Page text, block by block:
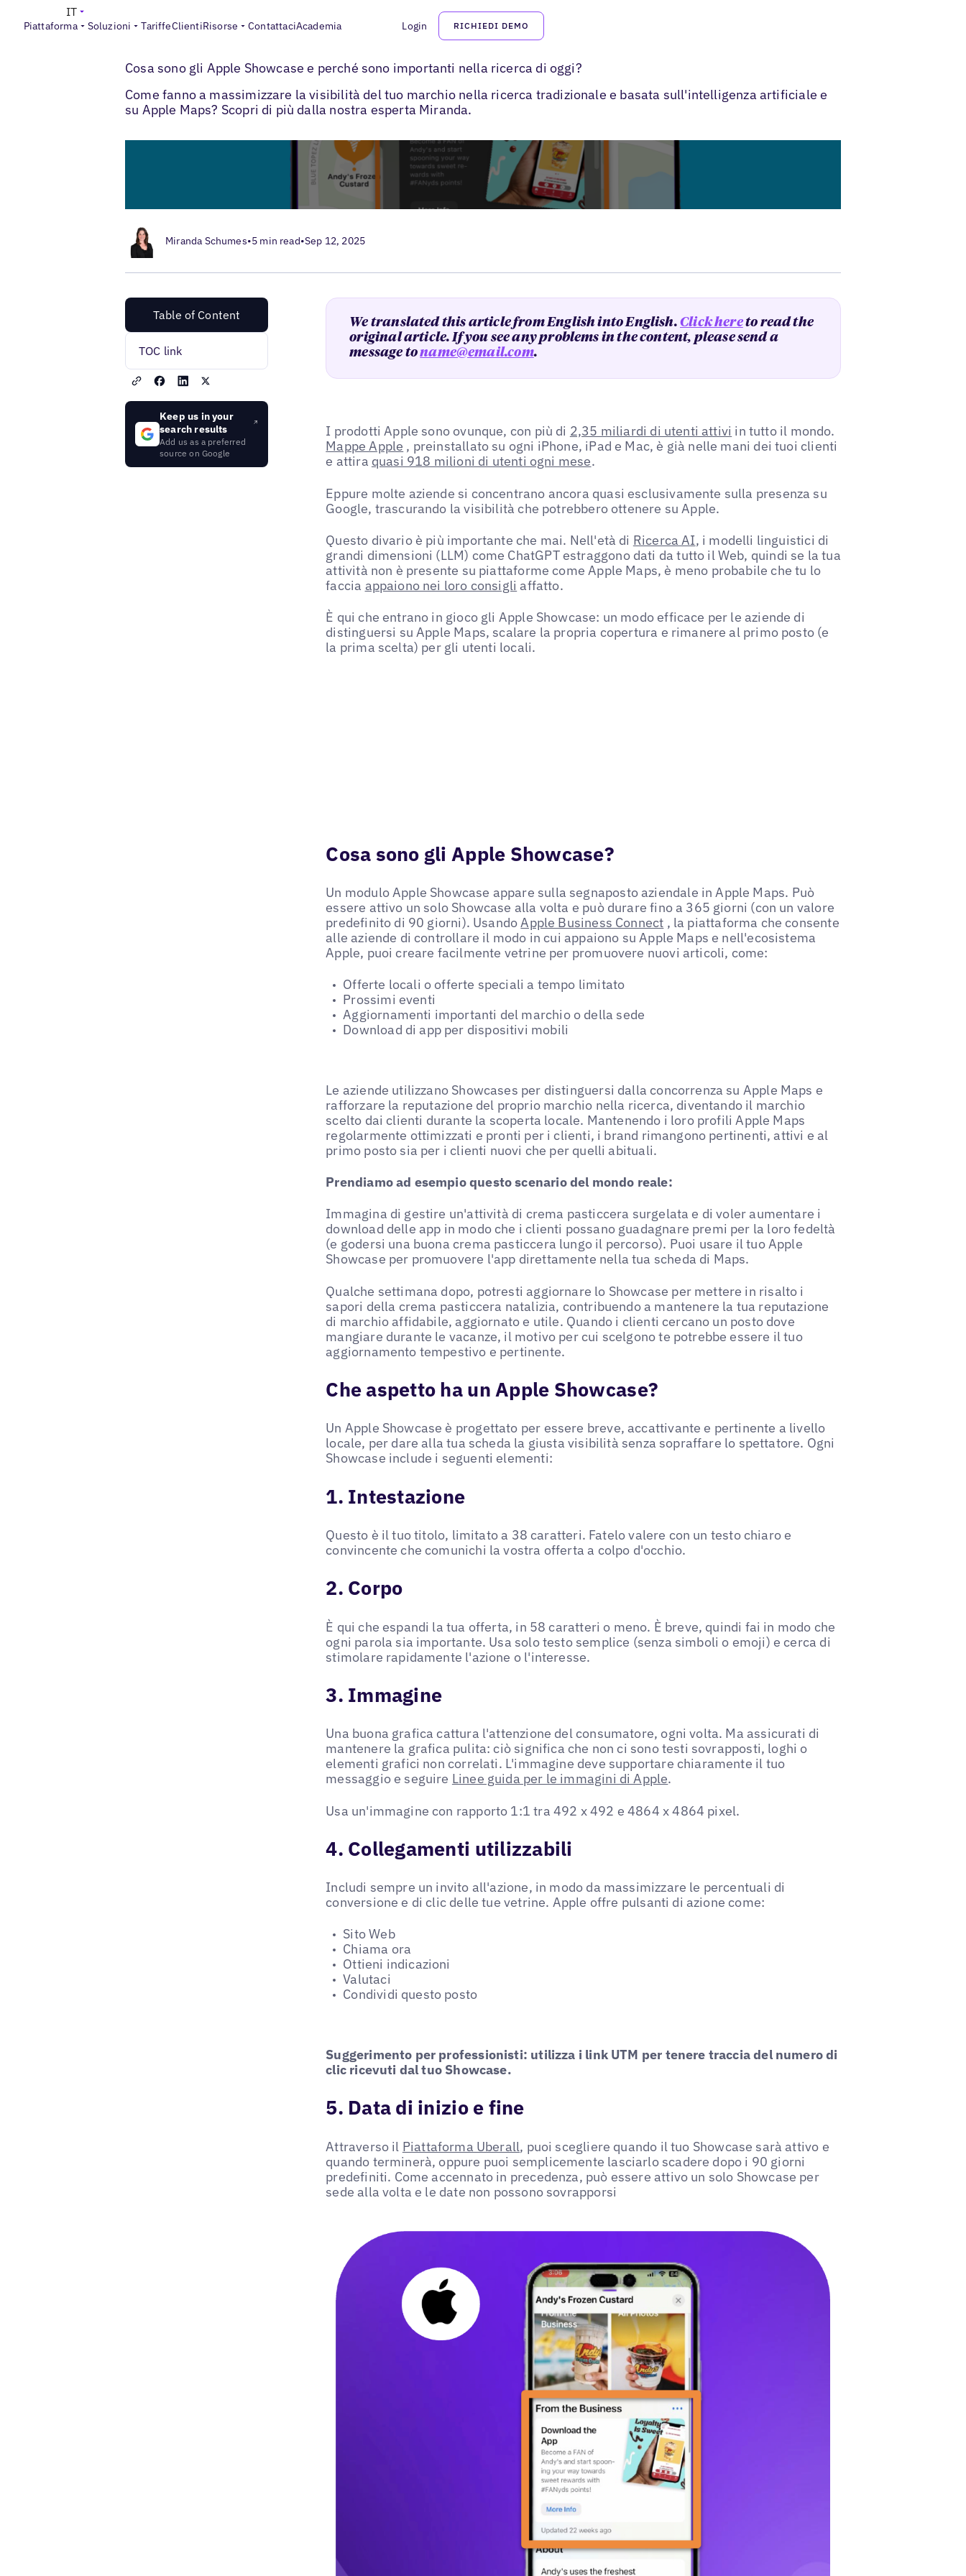
Piattaforma Soluzioni TariffeClientiRisorse ContattaciAcademia Login RICHIEDI DEMO
IT
Blogs> Ottimizzazione delle schede locali> Cosa sono gli Apple Showcase?
Cosa sono gli Apple Showcase e perché sono importanti nella ricerca di oggi?
Come fanno a massimizzare la visibilità del tuo marchio nella ricerca tradizionale e basata sull'intelligenza artificiale e
su Apple Maps? Scopri di più dalla nostra esperta Miranda.
Miranda Schumes•5 min read•Sep 12, 2025
Table of Content
TOC link
Keep us in your
search results
Add us as a preferred
source on Google
We translated this article from English into English. Click hereto read the
original article. If you see any problems in the content, please send a
message toname@email.com.
I prodotti Apple sono ovunque, con più di 2,35 miliardi di utenti attivi in tutto il mondo.
Mappe Apple , preinstallato su ogni iPhone, iPad e Mac, è già nelle mani dei tuoi clienti
e attira quasi 918 milioni di utenti ogni mese.
Eppure molte aziende si concentrano ancora quasi esclusivamente sulla presenza su
Google, trascurando la visibilità che potrebbero ottenere su Apple.
Questo divario è più importante che mai. Nell'età di Ricerca AI, i modelli linguistici di
grandi dimensioni (LLM) come ChatGPT estraggono dati da tutto il Web, quindi se la tua
attività non è presente su piattaforme come Apple Maps, è meno probabile che tu lo
faccia appaiono nei loro consigli affatto.
È qui che entrano in gioco gli Apple Showcase: un modo efficace per le aziende di
distinguersi su Apple Maps, scalare la propria copertura e rimanere al primo posto (e
la prima scelta) per gli utenti locali.
Cosa sono gli Apple Showcase?
Un modulo Apple Showcase appare sulla segnaposto aziendale in Apple Maps. Può
essere attivo un solo Showcase alla volta e può durare fino a 365 giorni (con un valore
predefinito di 90 giorni). UsandoApple Business Connect , la piattaforma che consente
alle aziende di controllare il modo in cui appaiono su Apple Maps e nell'ecosistema
Apple, puoi creare facilmente vetrine per promuovere nuovi articoli, come:
Offerte locali o offerte speciali a tempo limitato
Prossimi eventi
Aggiornamenti importanti del marchio o della sede
Download di app per dispositivi mobili
Le aziende utilizzano Showcases per distinguersi dalla concorrenza su Apple Maps e
rafforzare la reputazione del proprio marchio nella ricerca, diventando il marchio
scelto dai clienti durante la scoperta locale. Mantenendo i loro profili Apple Maps
regolarmente ottimizzati e pronti per i clienti, i brand rimangono pertinenti, attivi e al
primo posto sia per i clienti nuovi che per quelli abituali.
Prendiamo ad esempio questo scenario del mondo reale:
Immagina di gestire un'attività di crema pasticcera surgelata e di voler aumentare i
download delle app in modo che i clienti possano guadagnare premi per la loro fedeltà
(e godersi una buona crema pasticcera lungo il percorso). Puoi usare il tuo Apple
Showcase per promuovere l'app direttamente nella tua scheda di Maps.
Qualche settimana dopo, potresti aggiornare lo Showcase per mettere in risalto i
sapori della crema pasticcera natalizia, contribuendo a mantenere la tua reputazione
di marchio affidabile, aggiornato e utile. Quando i clienti cercano un posto dove
mangiare durante le vacanze, il motivo per cui scelgono te potrebbe essere il tuo
aggiornamento tempestivo e pertinente.
Che aspetto ha un Apple Showcase?
Un Apple Showcase è progettato per essere breve, accattivante e pertinente a livello
locale, per dare alla tua scheda la giusta visibilità senza sopraffare lo spettatore. Ogni
Showcase include i seguenti elementi:
1. Intestazione
Questo è il tuo titolo, limitato a 38 caratteri. Fatelo valere con un testo chiaro e
convincente che comunichi la vostra offerta a colpo d'occhio.
2. Corpo
È qui che espandi la tua offerta, in 58 caratteri o meno. È breve, quindi fai in modo che
ogni parola sia importante. Usa solo testo semplice (senza simboli o emoji) e cerca di
stimolare rapidamente l'azione o l'interesse.
3. Immagine
Una buona grafica cattura l'attenzione del consumatore, ogni volta. Ma assicurati di
mantenere la grafica pulita: ciò significa che non ci sono testi sovrapposti, loghi o
elementi grafici non correlati. L'immagine deve supportare chiaramente il tuo
messaggio e seguire Linee guida per le immagini di Apple.
Usa un'immagine con rapporto 1:1 tra 492 x 492 e 4864 x 4864 pixel.
4. Collegamenti utilizzabili
Includi sempre un invito all'azione, in modo da massimizzare le percentuali di
conversione e di clic delle tue vetrine. Apple offre pulsanti di azione come:
Sito Web
Chiama ora
Ottieni indicazioni
Valutaci
Condividi questo posto
Suggerimento per professionisti: utilizza i link UTM per tenere traccia del numero di
clic ricevuti dal tuo Showcase.
5. Data di inizio e fine
Attraverso il Piattaforma Uberall, puoi scegliere quando il tuo Showcase sarà attivo e
quando terminerà, oppure puoi semplicemente lasciarlo scadere dopo i 90 giorni
predefiniti. Come accennato in precedenza, può essere attivo un solo Showcase per
sede alla volta e le date non possono sovrapporsi